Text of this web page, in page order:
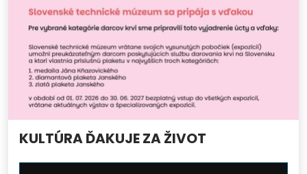
KULTÚRA ĎAKUJE ZA ŽIVOT